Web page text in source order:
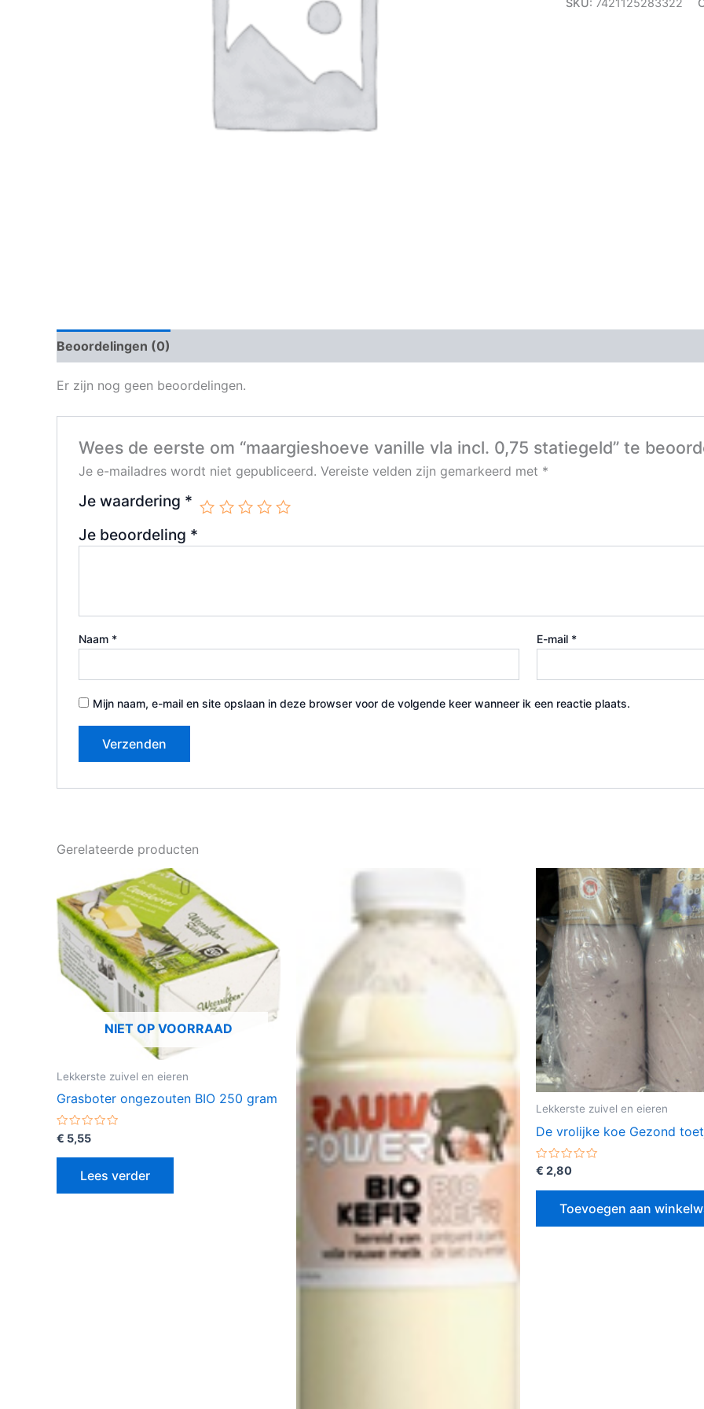
Beoordelingen (0)
Er zijn nog geen beoordelingen.
Wees de eerste om “maargieshoeve vanille vla incl. 0,75 statiegeld” te
Je e-mailadres wordt niet gepubliceerd. Vereiste velden zijn gemarkeerd met *
Je waardering *
Je beoordeling *
Naam * E-mail *
Mijn naam, e-mail en site opslaan in deze browser voor de volgende keer wanneer ik een reactie plaats.
Gerelateerde producten
NIET OP VOORRAAD
Lekkerste zuivel en eieren
Grasboter ongezouten BIO 250 gram
Gewaardeerd
uit
€ 5,55
Lees verder
Lekkerste zuivel en eieren
De vrolijke koe Gezond
Gewaardeerd
uit
€ 2,80
Toevoegen aan